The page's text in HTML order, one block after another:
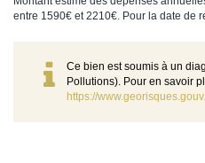
entre 1590€ et 2210€. Pour la date de
Ce bien est soumis à un
Pollutions). Pour en savoir
https://